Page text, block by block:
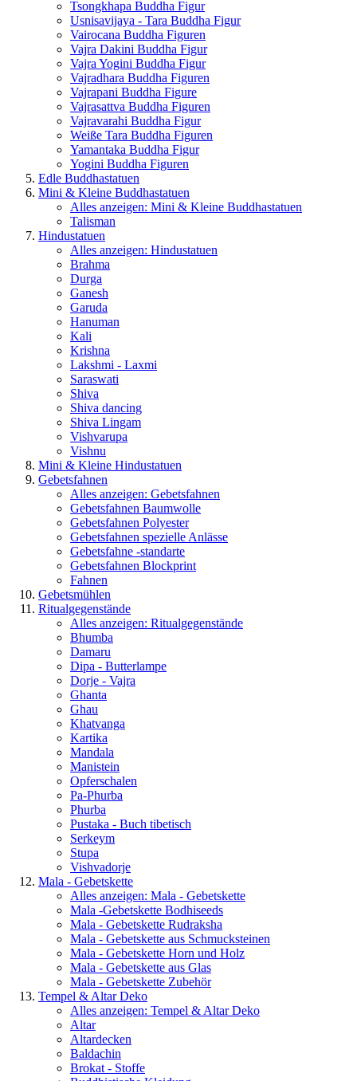
Tsongkhapa Buddha Figur
Usnisavijaya - Tara Buddha Figur
Vairocana Buddha Figuren
Vajra Dakini Buddha Figur
Vajra Yogini Buddha Figur
Vajradhara Buddha Figuren
Vajrapani Buddha Figure
Vajrasattva Buddha Figuren
Vajravarahi Buddha Figur
Weiße Tara Buddha Figuren
Yamantaka Buddha Figur
Yogini Buddha Figuren
Edle Buddhastatuen
Mini & Kleine Buddhastatuen
Alles anzeigen: Mini & Kleine Buddhastatuen
Talisman
Hindustatuen
Alles anzeigen: Hindustatuen
Brahma
Durga
Ganesh
Garuda
Hanuman
Kali
Krishna
Lakshmi - Laxmi
Saraswati
Shiva
Shiva dancing
Shiva Lingam
Vishvarupa
Vishnu
Mini & Kleine Hindustatuen
Gebetsfahnen
Alles anzeigen: Gebetsfahnen
Gebetsfahnen Baumwolle
Gebetsfahnen Polyester
Gebetsfahnen spezielle Anlässe
Gebetsfahne -standarte
Gebetsfahnen Blockprint
Fahnen
Gebetsmühlen
Ritualgegenstände
Alles anzeigen: Ritualgegenstände
Bhumba
Damaru
Dipa - Butterlampe
Dorje - Vajra
Ghanta
Ghau
Khatvanga
Kartika
Mandala
Manistein
Opferschalen
Pa-Phurba
Phurba
Pustaka - Buch tibetisch
Serkeym
Stupa
Vishvadorje
Mala - Gebetskette
Alles anzeigen: Mala - Gebetskette
Mala -Gebetskette Bodhiseeds
Mala - Gebetskette Rudraksha
Mala - Gebetskette aus Schmucksteinen
Mala - Gebetskette Horn und Holz
Mala - Gebetskette aus Glas
Mala - Gebetskette Zubehör
Tempel & Altar Deko
Alles anzeigen: Tempel & Altar Deko
Altar
Altardecken
Baldachin
Brokat - Stoffe